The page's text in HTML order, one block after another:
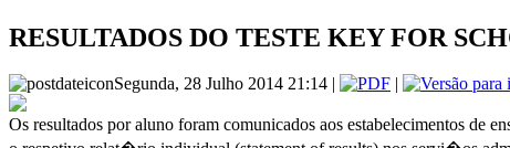
RESULTADOS DO TESTE KEY FOR
Segunda, 28 Julho 2014 21:14 | |
Os resultados por aluno foram comunicados aos estabelecimentos